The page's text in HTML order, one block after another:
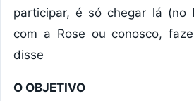
participar, é só chegar lá (no
com a Rose ou conosco,
disse
O OBJETIVO